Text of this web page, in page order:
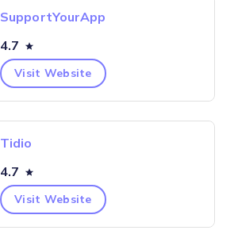
SupportYourApp
4.7
Visit Website
Tidio
4.7
Visit Website